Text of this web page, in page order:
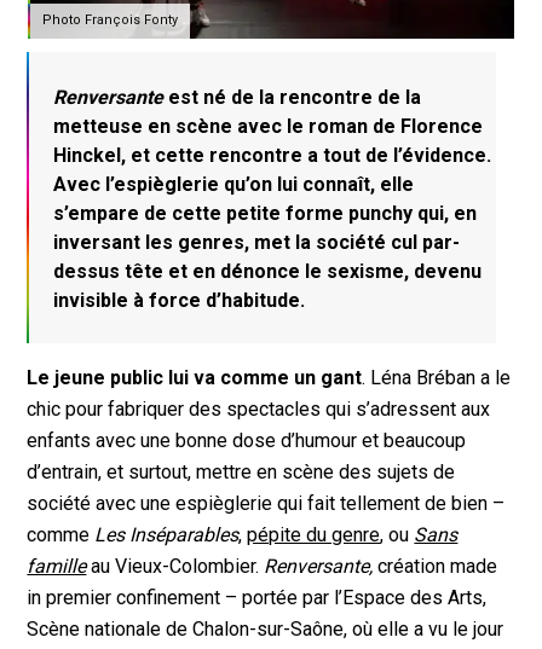
Photo François Fonty
Renversanteest né de la rencontre de la
metteuse en scène avec le roman de Florence
Hinckel, et cette rencontre a tout de l’évidence.
Avec l’espièglerie qu’on lui connaît, elle
s’empare de cette petite forme punchy qui, en
inversant les genres, met la société cul par-
dessus tête et en dénonce le sexisme, devenu
invisible à force d’habitude.
Le jeune public lui va comme un gant. Léna Bréban a le
chic pour fabriquer des spectacles qui s’adressent aux
enfants avec une bonne dose d’humour et beaucoup
d’entrain, et surtout, mettre en scène des sujets de
société avec une espièglerie qui fait tellement de bien –
comme Les Inséparables,pépite du genre, ou Sans
familleau Vieux-Colombier. Renversante, création made
in premier confinement – portée par l’Espace des Arts,
Scène nationale de Chalon-sur-Saône, où elle a vu le jour